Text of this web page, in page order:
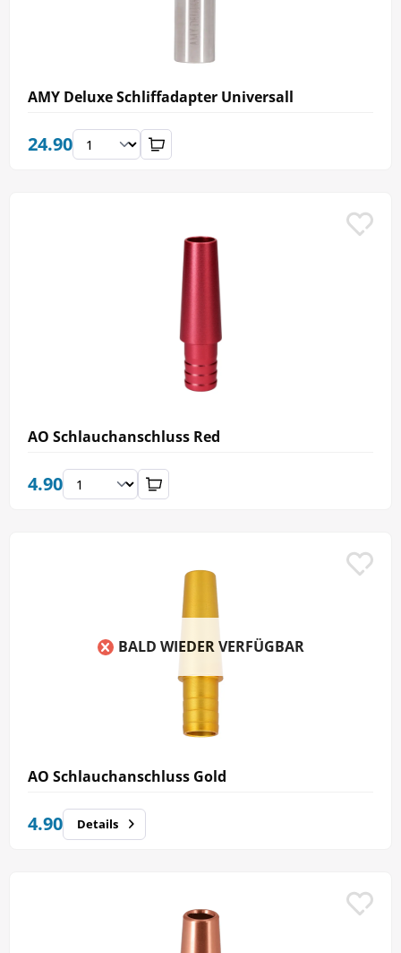
AMY Deluxe Schliffadapter Universall
24.90
AO Schlauchanschluss Red
4.90
BALD WIEDER VERFÜGBAR
AO Schlauchanschluss Gold
4.90 Details